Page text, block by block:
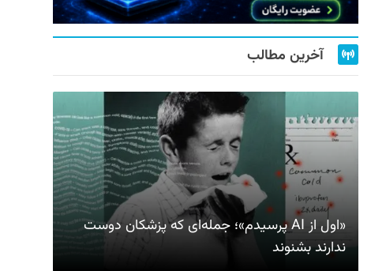
آخرین مطالب
«اول از AI پرسیدم»؛ جمله‌ای که پزشکان دوست
ندارند بشنوند